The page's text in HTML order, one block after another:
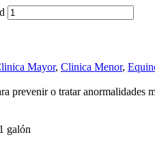
Mayor, Clinica Menor,
prevenir o tratar anormalidades
galón